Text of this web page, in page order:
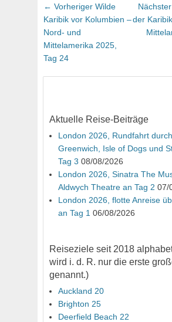
Beitragsnavigation
← Vorheriger Vorheriger
Beitrag:
Wilde
Karibik vor Kolumbien –
Nord- und
Mittelamerika 2025,
Tag 24
der
Aktuelle Reise-Beiträge
London 2026, Rundfahrt durch
Greenwich, Isle of Dogs und
Tag 3 08/08/2026
London 2026, Sinatra The
Aldwych Theatre an Tag 2 07/
London 2026, flotte Anreise
an Tag 1 06/08/2026
Reiseziele seit 2018
wird i. d. R. nur die erste
genannt.)
Auckland 20
Brighton 25
Deerfield Beach 22